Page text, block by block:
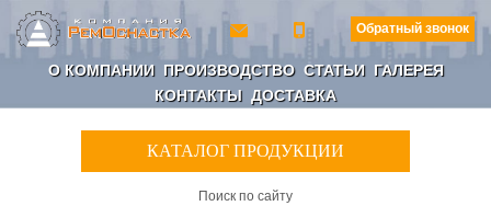
Обратный звонок
О КОМПАНИИ ПРОИЗВОДСТВО СТАТЬИ ГАЛЕРЕЯ
КОНТАКТЫ ДОСТАВКА
КАТАЛОГ ПРОДУКЦИИ
Поиск по сайту